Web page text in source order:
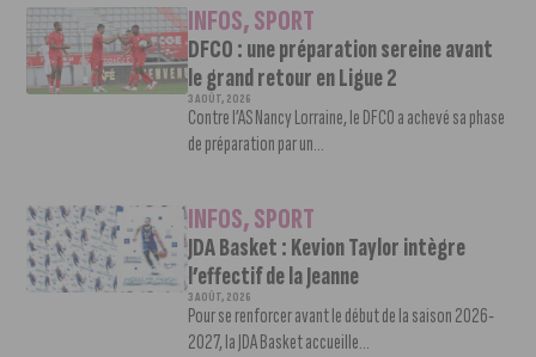
INFOS,SPORT
DFCO : une préparation sereine avant
le grand retour en Ligue 2
3 AOÛT, 2026
Contre l’AS Nancy Lorraine, le DFCO a achevé sa phase
de préparation par un...
INFOS,SPORT
JDA Basket : Kevion Taylor intègre
l’effectif de la Jeanne
3 AOÛT, 2026
Pour se renforcer avant le début de la saison 2026-
2027, la JDA Basket accueille...